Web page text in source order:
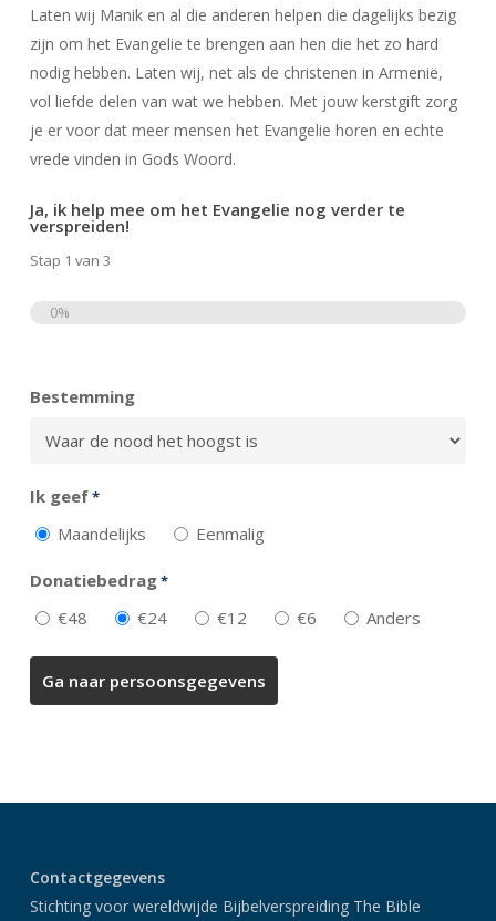
Laten wij Manik en al die anderen helpen die dagelijks bezig
zijn om het Evangelie te brengen aan hen die het zo hard
nodig hebben. Laten wij, net als de christenen in Armenië,
vol liefde delen van wat we hebben. Met jouw kerstgift zorg
je er voor dat meer mensen het Evangelie horen en echte
vrede vinden in Gods Woord.
Ja, ik help mee om het Evangelie nog verder te
verspreiden!
Stap 1 van 3
0%
Bestemming
Ik geef*
Maandelijks Eenmalig
Donatiebedrag*
€48 €24 €12 €6 Anders
Contactgegevens
Stichting voor wereldwijde Bijbelverspreiding The Bible